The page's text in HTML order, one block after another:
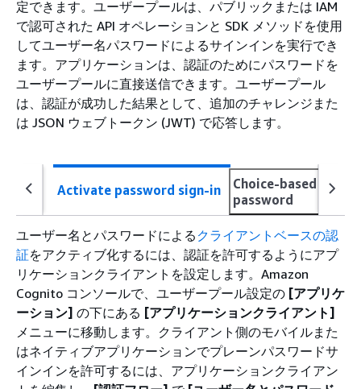
定できます。ユーザープールは、パブリックまたは IAM
で認可された API オペレーションと SDK メソッドを使用
してユーザー名パスワードによるサインインを実行でき
ます。アプリケーションは、認証のためにパスワードを
ユーザープールに直接送信できます。ユーザープール
は、認証が成功した結果として、追加のチャレンジまた
は JSON ウェブトークン (JWT) で応答します。
Activate password sign-in
Choice-based sign-
password
ユーザー名とパスワードによる クライアントベースの認
証をアクティブ化するには、認証を許可するようにアプ
リケーションクライアントを設定します。Amazon
Cognito コンソールで、ユーザープール設定の [アプリケ
ーション] の下にある [アプリケーションクライアント]
メニューに移動します。クライアント側のモバイルまた
はネイティブアプリケーションでプレーンパスワードサ
インインを許可するには、アプリケーションクライアン